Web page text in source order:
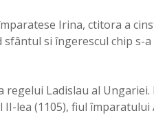
Irina, ctitora a
si îngerescul chip s-
Ladislau al Ungariei.
lea (1105), fiul împaratului